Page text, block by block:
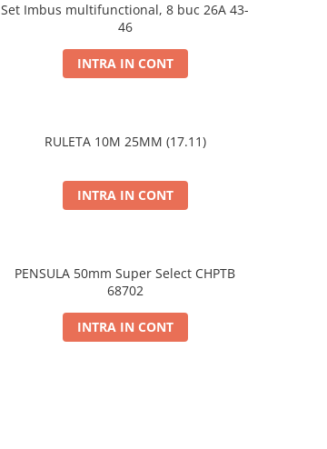
Set Imbus multifunctional, 8 buc 26A 43-
46
INTRA IN CONT
RULETA 10M 25MM (17.11)
INTRA IN CONT
PENSULA 50mm Super Select CHPTB
68702
INTRA IN CONT